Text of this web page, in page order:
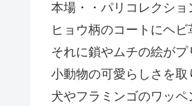
本場・・パリコレクショ
ヒョウ柄のコートにヘ
それに鎖やムチの絵がプ
小動物の可愛らしさを取
犬やフラミンゴのワッペ